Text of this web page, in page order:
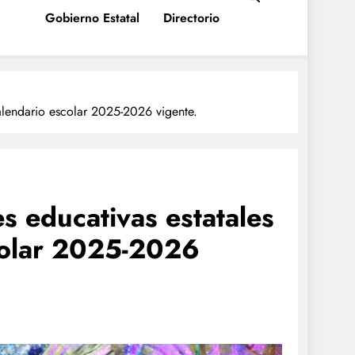
Gobierno Estatal Directorio
escolar 2025-2026 vigente.
educativas estatales
2025-2026